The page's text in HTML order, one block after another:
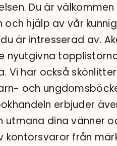
Du är
och hjälp av vår
är intresserad av.
nyutgivna
Vi har också
och
erbjuder
utmana dina vänner
kontorsvaror från